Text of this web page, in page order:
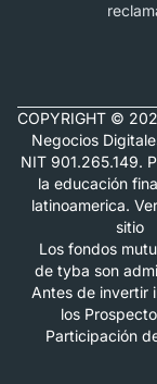
COPYRIGHT ©
Negocios
NIT 901.265.149.
la educación
latinoamerica.
sitio
Los fondos
de tyba son
Antes de invertir
los
Participación